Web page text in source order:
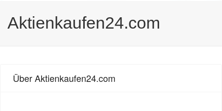
Aktienkaufen24.com
Über Aktienkaufen24.com